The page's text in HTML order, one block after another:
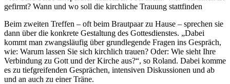
gefirmt? Wann und wo soll die kirchliche Trauung stattfinden
Beim zweiten Treffen – oft beim Brautpaar zu Hause – sprechen sie
dann über die konkrete Gestaltung des Gottesdienstes. „Dabei
kommt man zwangsläufig über grundlegende Fragen ins Gespräch,
wie: Warum lassen Sie sich kirchlich trauen? Oder: Wie sieht Ihre
Verbindung zu Gott und der Kirche aus?“, so Roland. Dabei komme
es zu tiefgreifenden Gesprächen, intensiven Diskussionen und ab
und an auch zu einer Träne.